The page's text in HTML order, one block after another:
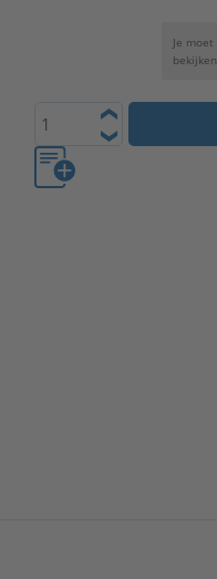
Je moet
bekijken.